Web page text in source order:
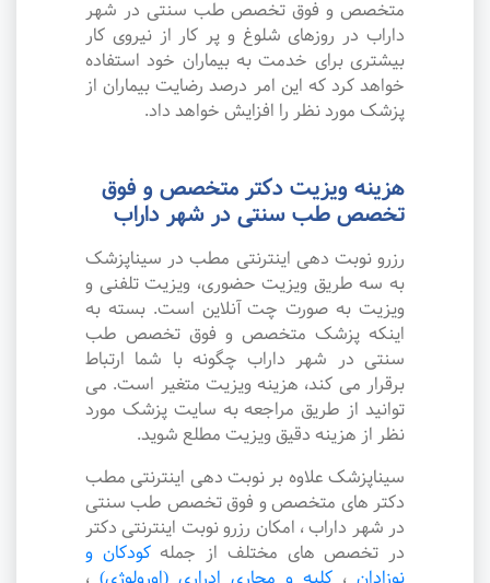
متخصص و فوق تخصص طب سنتی در شهر
داراب در روزهای شلوغ و پر کار از نیروی کار
بیشتری برای خدمت به بیماران خود استفاده
خواهد کرد که این امر درصد رضایت بیماران از
پزشک مورد نظر را افزایش خواهد داد.
هزینه ویزیت دکتر متخصص و فوق
تخصص طب سنتی در شهر داراب
رزرو نوبت دهی اینترنتی مطب در سیناپزشک
به سه طریق ویزیت حضوری، ویزیت تلفنی و
ویزیت به صورت چت آنلاین است. بسته به
اینکه پزشک متخصص و فوق تخصص طب
سنتی در شهر داراب چگونه با شما ارتباط
برقرار می کند، هزینه ویزیت متغیر است. می
توانید از طریق مراجعه به سایت پزشک مورد
نظر از هزینه دقیق ویزیت مطلع شوید.
سیناپزشک علاوه بر نوبت دهی اینترنتی مطب
دکتر های متخصص و فوق تخصص طب سنتی
در شهر داراب ، امکان رزرو نوبت اینترنتی دکتر
در تخصص های مختلف از جملهکودکان و